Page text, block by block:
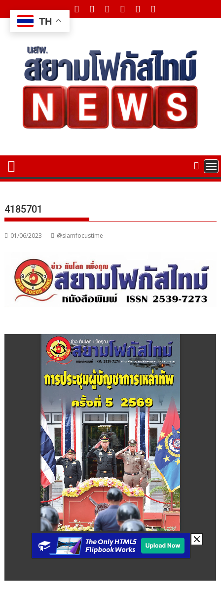
to
content
4185701
01/06/2023 @siamfocustime
TH